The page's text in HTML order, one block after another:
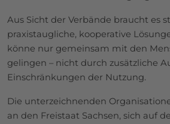
Aus Sicht der Verbände braucht es
praxistaugliche, kooperative
könne nur gemeinsam mit den
gelingen – nicht durch zusätzliche
Einschränkungen der Nutzung.
Die unterzeichnenden
an den Freistaat Sachsen, sich auf